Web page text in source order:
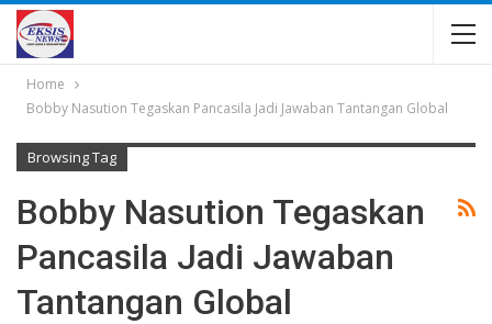
Home
Bobby Nasution Tegaskan Pancasila Jadi Jawaban Tantangan Global
Browsing Tag
Bobby Nasution Tegaskan
Pancasila Jadi Jawaban
Tantangan Global